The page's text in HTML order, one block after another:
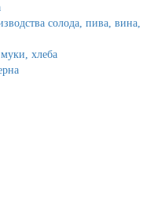
солода, пива, вина,
хлеба